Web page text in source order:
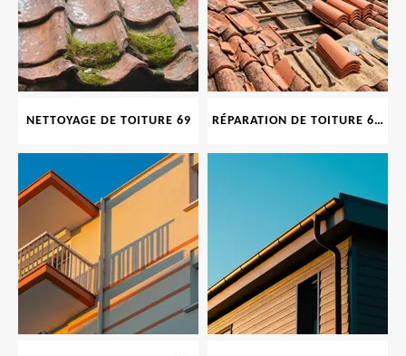
NETTOYAGE DE TOITURE 69 RÉPARATION DE TOITURE 69 RHONE, TUILES CASSÉES OU ABIMÉES